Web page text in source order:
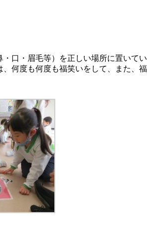
口・眉毛等）を正しい場所に置いてい
何度も何度も福笑いをして、また、福